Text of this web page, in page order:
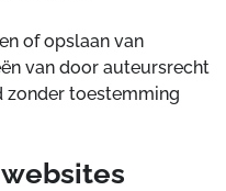
of opslaan van
van door auteursrecht
zonder toestemming